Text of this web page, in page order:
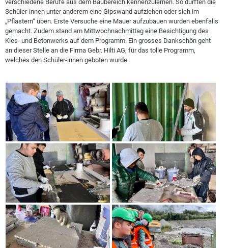
verschiedene Berufe aus dem Baubereich kennenzulernen. So durften die
Schüler-innen unter anderem eine Gipswand aufziehen oder sich im
„Pflastern“ üben. Erste Versuche eine Mauer aufzubauen wurden ebenfalls
gemacht. Zudem stand am Mittwochnachmittag eine Besichtigung des
Kies- und Betonwerks auf dem Programm. Ein grosses Dankschön geht
an dieser Stelle an die Firma Gebr. Hilti AG, für das tolle Programm,
welches den Schüler-innen geboten wurde.